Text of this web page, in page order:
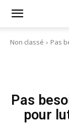
Licra
Antiraciste
Non classé
Pas
Pas
pour